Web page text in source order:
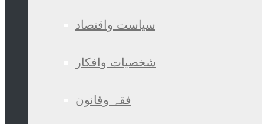
سیاست واقتصاد
شخصیات وافکار
فقہ وقانون